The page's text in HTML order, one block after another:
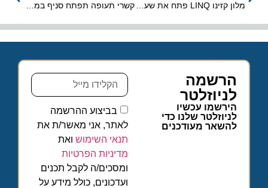
מלון קזינו LINQ פתח את שעריו בלאס וגאס קשרי תעופה תפתח סניף במתחם הבורסה ליהלומים
הרשמה
לניוזלטר
הירשמו עכשיו
לניוזלטר שלנו כדי
להשאר מעודכנים
בביצוע ההרשמה
לאתר, אני מאשר/ת את
תנאי השימוש ואת
מדיניות הפרטיות
ומסכים/ה לקבל תכנים
ועדכונים, כולל מידע על